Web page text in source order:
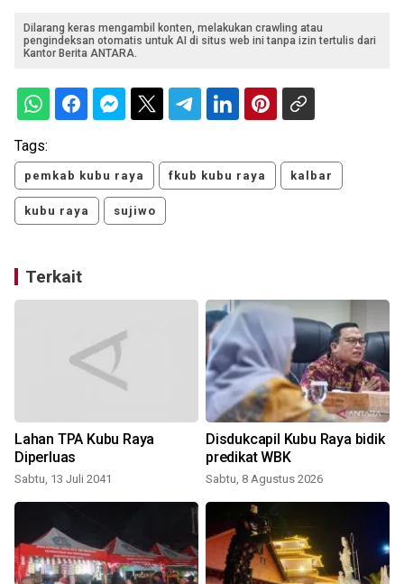
Dilarang keras mengambil konten, melakukan crawling atau
pengindeksan otomatis untuk AI di situs web ini tanpa izin tertulis dari
Kantor Berita ANTARA.
Tags:
pemkab kubu raya fkub kubu raya kalbar
kubu raya sujiwo
Terkait
Lahan TPA Kubu Raya
Diperluas
Sabtu, 13 Juli 2041
Disdukcapil Kubu Raya bidik
predikat WBK
Sabtu, 8 Agustus 2026